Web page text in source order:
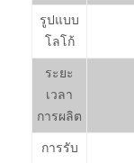
รูปแบบ
โลโก้
ระยะ
เวลา
การผลิต
การรับ